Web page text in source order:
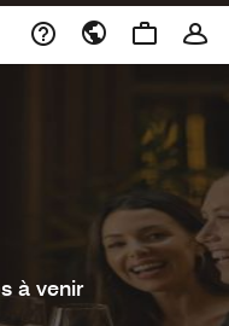
à venir